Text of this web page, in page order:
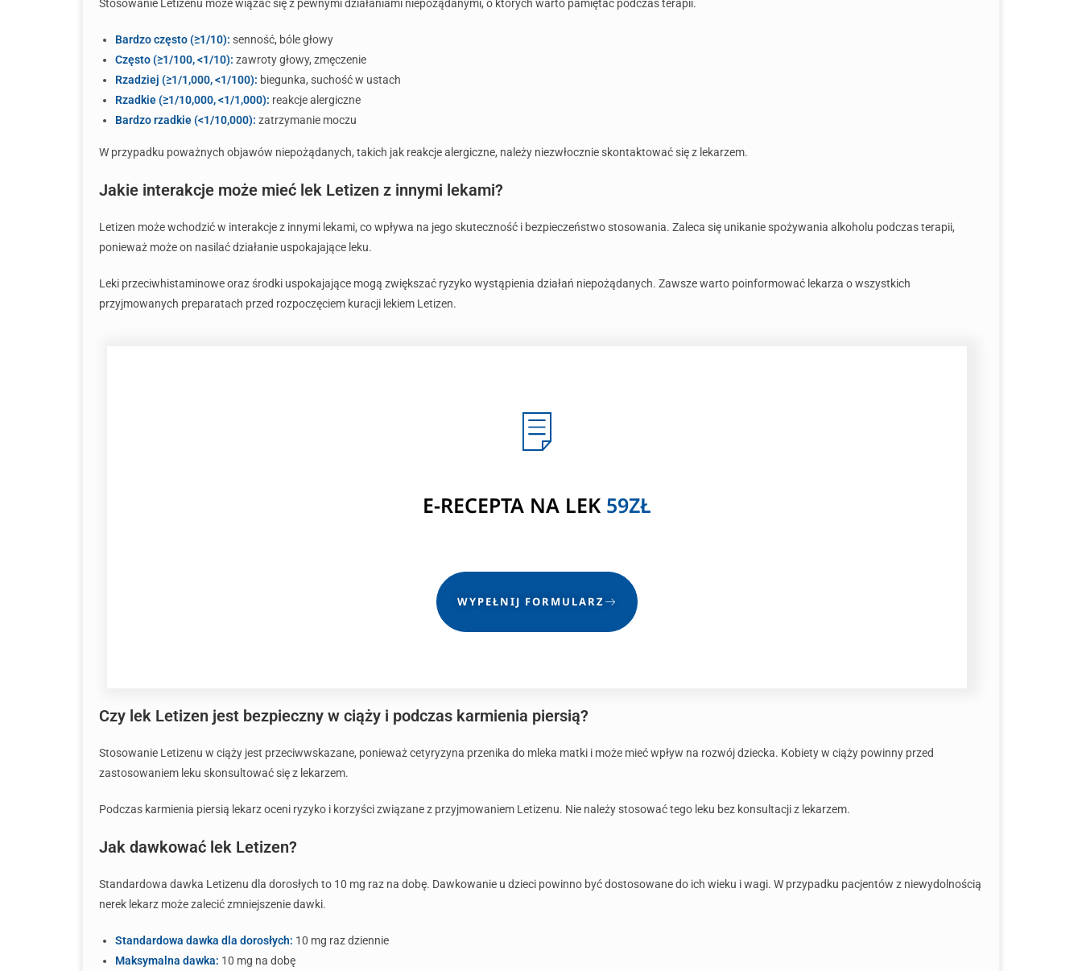
Stosowanie Letizenu może wiązać się z pewnymi działaniami niepożądanymi, o których warto pamiętać podczas terapii.
Bardzo często (≥1/10): senność, bóle głowy
Często (≥1/100, <1/10): zawroty głowy, zmęczenie
Rzadziej (≥1/1,000, <1/100): biegunka, suchość w ustach
Rzadkie (≥1/10,000, <1/1,000): reakcje alergiczne
Bardzo rzadkie (<1/10,000): zatrzymanie moczu
W przypadku poważnych objawów niepożądanych, takich jak reakcje alergiczne, należy niezwłocznie skontaktować się z lekarzem.
Jakie interakcje może mieć lek Letizen z innymi lekami?
Letizen może wchodzić w interakcje z innymi lekami, co wpływa na jego skuteczność i bezpieczeństwo stosowania. Zaleca się unikanie spożywania alkoholu podczas terapii,
ponieważ może on nasilać działanie uspokajające leku.
Leki przeciwhistaminowe oraz środki uspokajające mogą zwiększać ryzyko wystąpienia działań niepożądanych. Zawsze warto poinformować lekarza o wszystkich
przyjmowanych preparatach przed rozpoczęciem kuracji lekiem Letizen.
E-RECEPTA NA LEK 59ZŁ
WYPEŁNIJ FORMULARZ
Czy lek Letizen jest bezpieczny w ciąży i podczas karmienia piersią?
Stosowanie Letizenu w ciąży jest przeciwwskazane, ponieważ cetyryzyna przenika do mleka matki i może mieć wpływ na rozwój dziecka. Kobiety w ciąży powinny przed
zastosowaniem leku skonsultować się z lekarzem.
Podczas karmienia piersią lekarz oceni ryzyko i korzyści związane z przyjmowaniem Letizenu. Nie należy stosować tego leku bez konsultacji z lekarzem.
Jak dawkować lek Letizen?
Standardowa dawka Letizenu dla dorosłych to 10 mg raz na dobę. Dawkowanie u dzieci powinno być dostosowane do ich wieku i wagi. W przypadku pacjentów z niewydolnością
nerek lekarz może zalecić zmniejszenie dawki.
Standardowa dawka dla dorosłych: 10 mg raz dziennie
Maksymalna dawka: 10 mg na dobę